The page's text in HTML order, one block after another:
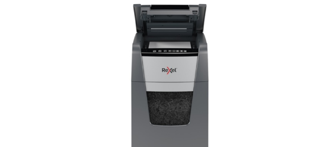
Complements d'oficina
Plastificació, enquadernació i destrucció
Dibuix tècnic i artístic
Construccions
Espais exteriors
Psicomotricitat
Jocs simbòlics
Mobiliari tecnològic
Monitors interactius